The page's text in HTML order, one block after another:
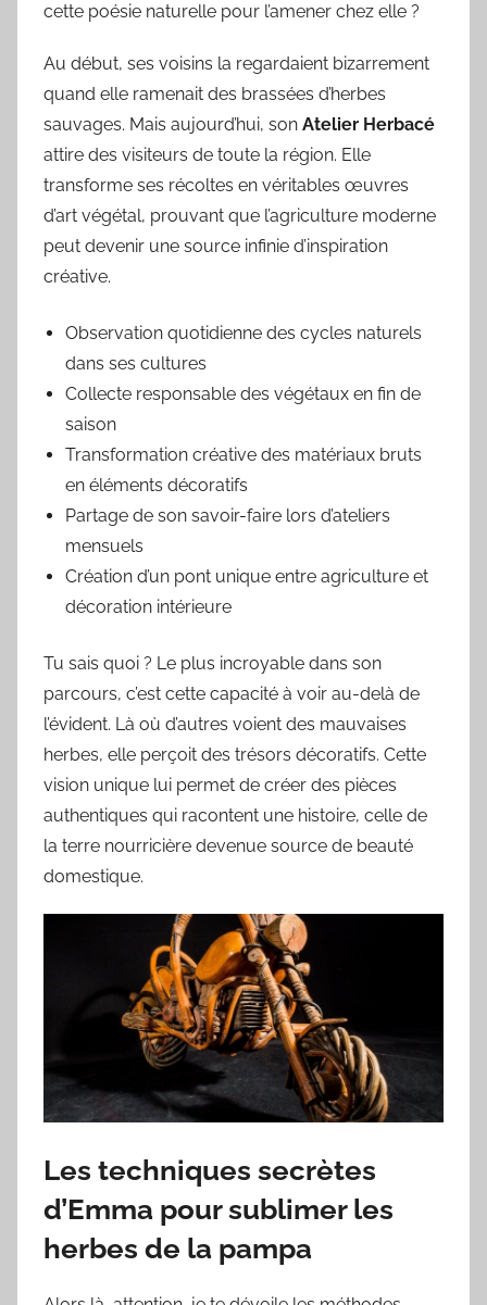
cette poésie naturelle pour l’amener chez elle ?
Au début, ses voisins la regardaient bizarrement
quand elle ramenait des brassées d’herbes
sauvages. Mais aujourd’hui, son Atelier Herbacé
attire des visiteurs de toute la région. Elle
transforme ses récoltes en véritables œuvres
d’art végétal, prouvant que l’agriculture moderne
peut devenir une source infinie d’inspiration
créative.
Observation quotidienne des cycles naturels
dans ses cultures
Collecte responsable des végétaux en fin de
saison
Transformation créative des matériaux bruts
en éléments décoratifs
Partage de son savoir-faire lors d’ateliers
mensuels
Création d’un pont unique entre agriculture et
décoration intérieure
Tu sais quoi ? Le plus incroyable dans son
parcours, c’est cette capacité à voir au-delà de
l’évident. Là où d’autres voient des mauvaises
herbes, elle perçoit des trésors décoratifs. Cette
vision unique lui permet de créer des pièces
authentiques qui racontent une histoire, celle de
la terre nourricière devenue source de beauté
domestique.
Les techniques secrètes
d’Emma pour sublimer les
herbes de la pampa